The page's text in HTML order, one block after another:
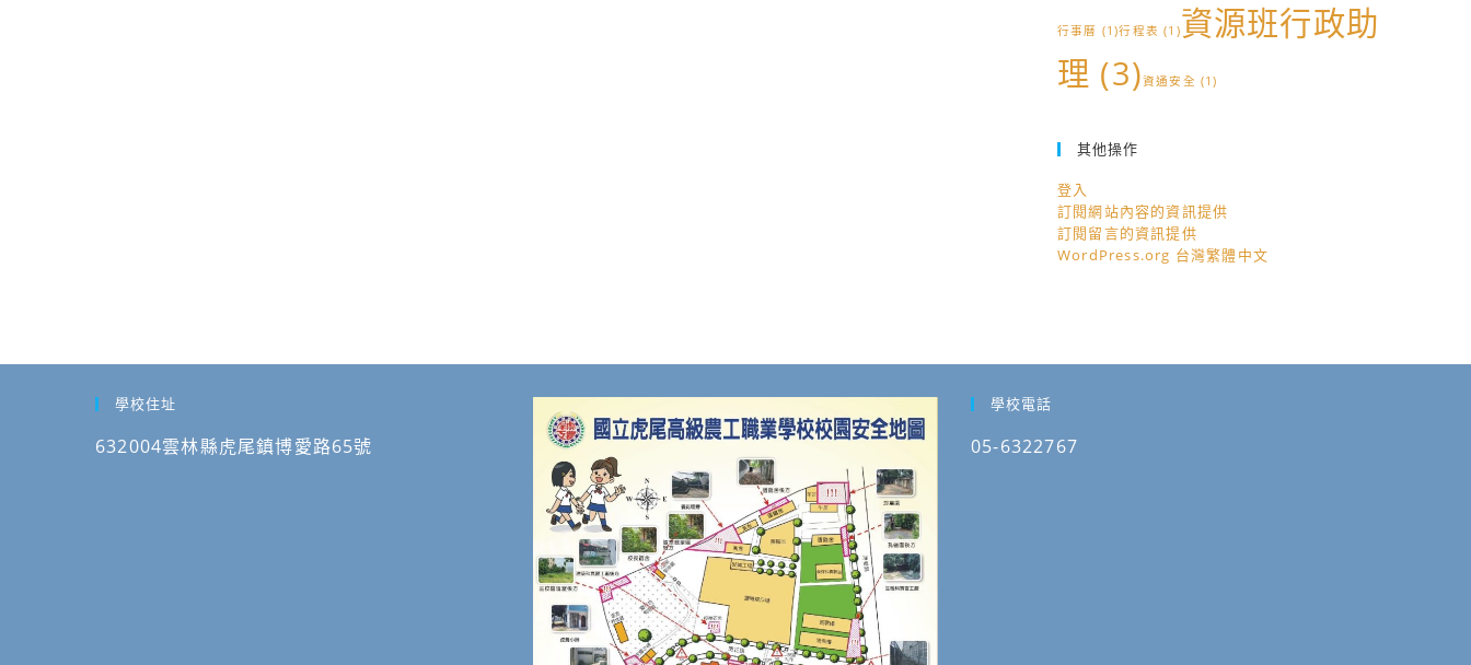
行事曆 (1)行程表 (1)資源班行政助
理 (3)資通安全 (1)
其他操作
登入
訂閱網站內容的資訊提供
訂閱留言的資訊提供
WordPress.org 台灣繁體中文
學校住址
632004雲林縣虎尾鎮博愛路65號
學校電話
05-6322767